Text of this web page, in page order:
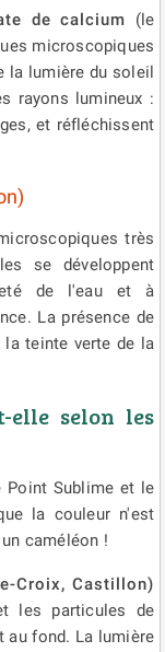
de calcium (le
microscopiques
la lumière du soleil
rayons lumineux :
et réfléchissent
très
se développent
de l'eau et à
La présence de
la teinte verte de la
elle selon les
Point Sublime et le
la couleur n'est
caméléon !
Croix, Castillon)
les particules de
au fond. La lumière